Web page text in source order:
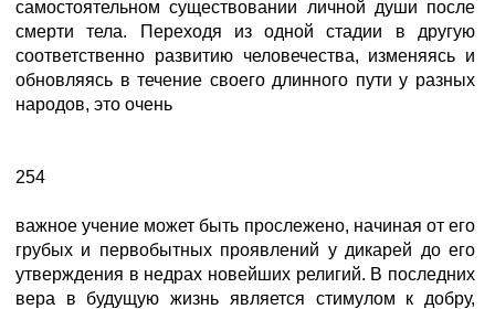
самостоятельном существовании личной души после
смерти тела. Переходя из одной стадии в другую
соответственно развитию человечества, изменяясь и
обновляясь в течение своего длинного пути у разных
народов, это очень
254
важное учение может быть прослежено, начиная от его
грубых и первобытных проявлений у дикарей до его
утверждения в недрах новейших религий. В последних
вера в будущую жизнь является стимулом к добру,